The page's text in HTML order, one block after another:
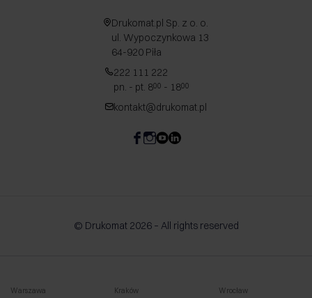
Drukomat.pl Sp. z o. o.
ul. Wypoczynkowa 13
64-920 Piła
222 111 222
pn. - pt. 800 - 1800
kontakt@drukomat.pl
© Drukomat 2026 – All rights reserved
Warszawa Kraków Wrocław